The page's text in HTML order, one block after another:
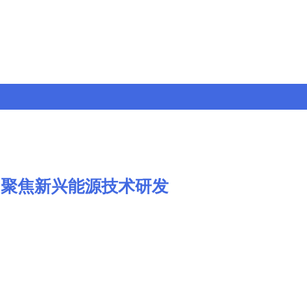
焦新兴能源技术研发